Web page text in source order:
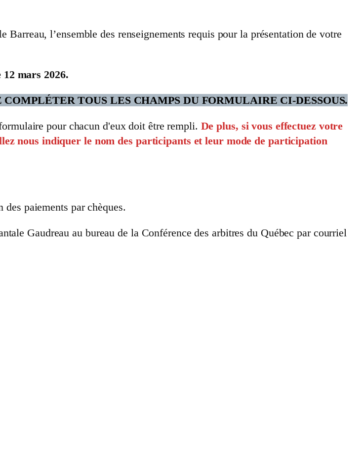
l’ensemble des renseignements requis pour la présentation de votre
mars 2026.
TOUS LES CHAMPS DU FORMULAIRE CI-DESSOUS.
pour chacun d'eux doit être rempli. De plus, si vous effectuez votre
nous indiquer le nom des participants et leur mode de participation
paiements par chèques.
Gaudreau au bureau de la Conférence des arbitres du Québec par courriel